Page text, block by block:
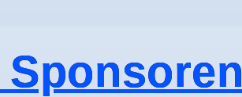
Sponsoren